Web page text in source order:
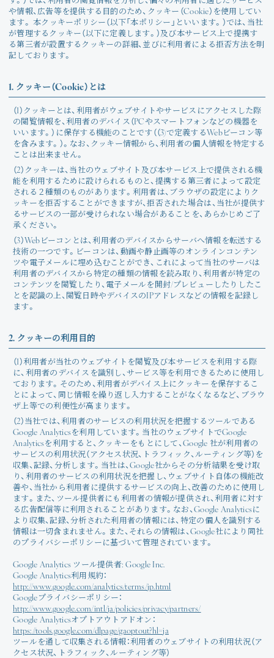
や情報、広告等を提供する目的のため、クッキー（Cookie）を使用してい
ます。 本クッキーポリシー（以下「本ポリシー」といいます。）では、当社
が管理するクッキー（以下に定義します。）及び本サービス上で提携す
る第三者が設置するクッキーの詳細、並びに利用者による拒否方法を明
記しております。
1. クッキー（Cookie）とは
（1）クッキーとは、利用者がウェブサイトやサービスにアクセスした際
の閲覧情報を、利用者のデバイス（PCやスマートフォンなどの機器を
いいます。）に保存する機能のことです（（3)で定義するWebビーコン等
を含みます。）。なお、クッキー情報から、利用者の個人情報を特定する
ことは出来ません。
（2）クッキーは、当社のウェブサイト及び本サービス上で提供される機
能を利用するために設けられるものと、提携する第三者によって設定
される２種類のものがあります。利用者は、ブラウザの設定によりク
ッキーを拒否することができますが、拒否された場合は、当社が提供す
るサービスの一部が受けられない場合があることを、あらかじめご了
承ください。
（3）Webビーコンとは、利用者のデバイスからサーバへ情報を転送する
技術の一つです。ビーコンは、動画や静止画等のオンラインコンテン
ツや電子メールに埋め込むことができ、これによって当社のサーバは
利用者のデバイスから特定の種類の情報を読み取り、利用者が特定の
コンテンツを閲覧したり、電子メールを開封/プレビューしたりしたこ
とを認識の上、閲覧日時やデバイスのIPアドレスなどの情報を記録し
ます。
2. クッキーの利用目的
（1）利用者が当社のウェブサイトを閲覧及び本サービスを利用する際
に、利用者のデバイスを識別し、サービス等を利用できるために使用し
ております。そのため、利用者がデバイス上にクッキーを保存するこ
とによって、同じ情報を繰り返し入力することがなくなるなど、ブラウ
ザ上等での利便性が高まります。
（2）当社では、利用者のサービスの利用状況を把握するツールである
Google Analyticsを利用しています。当社のウェブサイトでGoogle
Analyticsを利用すると、クッキーをもとにして、Google 社が利用者の
サービスの利用状況（アクセス状況、トラフィック、ルーティング等）を
収集、記録、分析します。当社は、Google社からその分析結果を受け取
り、利用者のサービスの利用状況を把握し、ウェブサイト自体の機能改
善や、当社から利用者に提供するサービスの向上、改善のために使用し
ます。また、ツール提供者にも利用者の情報が提供され、利用者に対す
る広告配信等に利用されることがあります。なお、Google Analyticsに
より収集、記録、分析された利用者の情報には、特定の個人を識別する
情報は一切含まれません。また、それらの情報は、Google社により同社
のプライバシーポリシーに基づいて管理されています。
Google Analytics ツール提供者: Google Inc.
Google Analytics利用規約：
http://www.google.com/analytics/terms/jp.html
Googleプライバシーポリシー：
http://www.google.com/intl/ja/policies/privacy/partners/
Google Analyticsオプトアウトアドオン：
https://tools.google.com/dlpage/gaoptout?hl=ja
ツールを通して収集される情報：利用者のウェブサイトの利用状況（ア
クセス状況、トラフィック、ルーティング等）